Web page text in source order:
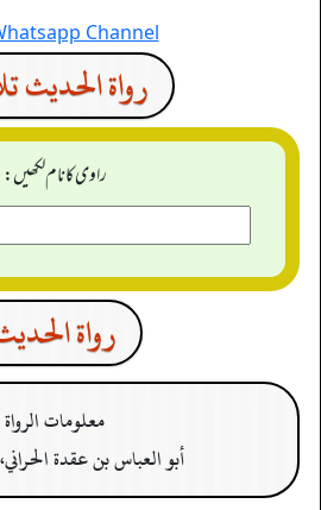
Channel
رواة الحديث
راوی کا نام لکھیں:
رواة
معلومات الرواة
أبو العباس بن عقدة